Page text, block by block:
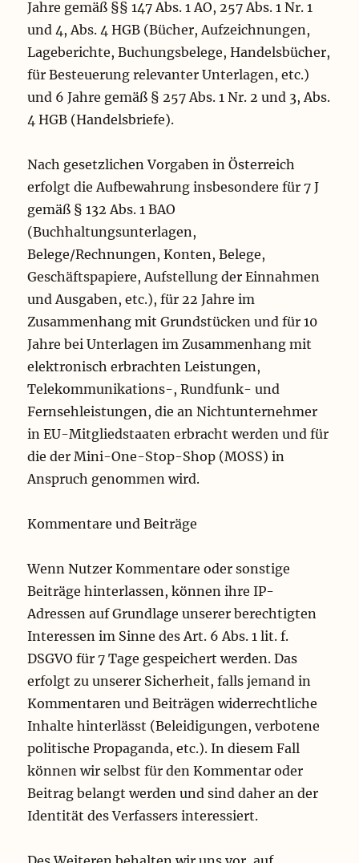
Jahre gemäß §§ 147 Abs. 1 AO, 257 Abs. 1 Nr. 1
und 4, Abs. 4 HGB (Bücher, Aufzeichnungen,
Lageberichte, Buchungsbelege, Handelsbücher,
für Besteuerung relevanter Unterlagen, etc.)
und 6 Jahre gemäß § 257 Abs. 1 Nr. 2 und 3, Abs.
4 HGB (Handelsbriefe).
Nach gesetzlichen Vorgaben in Österreich
erfolgt die Aufbewahrung insbesondere für 7 J
gemäß § 132 Abs. 1 BAO
(Buchhaltungsunterlagen,
Belege/Rechnungen, Konten, Belege,
Geschäftspapiere, Aufstellung der Einnahmen
und Ausgaben, etc.), für 22 Jahre im
Zusammenhang mit Grundstücken und für 10
Jahre bei Unterlagen im Zusammenhang mit
elektronisch erbrachten Leistungen,
Telekommunikations-, Rundfunk- und
Fernsehleistungen, die an Nichtunternehmer
in EU-Mitgliedstaaten erbracht werden und für
die der Mini-One-Stop-Shop (MOSS) in
Anspruch genommen wird.
Kommentare und Beiträge
Wenn Nutzer Kommentare oder sonstige
Beiträge hinterlassen, können ihre IP-
Adressen auf Grundlage unserer berechtigten
Interessen im Sinne des Art. 6 Abs. 1 lit. f.
DSGVO für 7 Tage gespeichert werden. Das
erfolgt zu unserer Sicherheit, falls jemand in
Kommentaren und Beiträgen widerrechtliche
Inhalte hinterlässt (Beleidigungen, verbotene
politische Propaganda, etc.). In diesem Fall
können wir selbst für den Kommentar oder
Beitrag belangt werden und sind daher an der
Identität des Verfassers interessiert.